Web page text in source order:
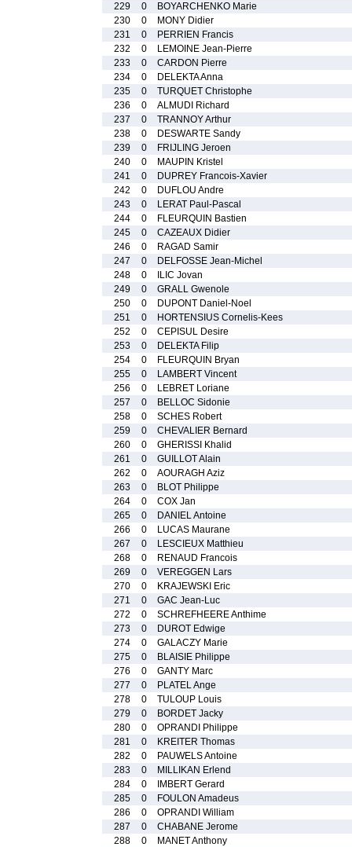
229
0
BOYARCHENKO Marie
230
0
MONY Didier
231
0
PERRIEN Francis
232
0
LEMOINE Jean-Pierre
233
0
CARDON Pierre
234
0
DELEKTA Anna
235
0
TURQUET Christophe
236
0
ALMUDI Richard
237
0
TRANNOY Arthur
238
0
DESWARTE Sandy
239
0
FRIJLING Jeroen
240
0
MAUPIN Kristel
241
0
DUPREY Francois-Xavier
242
0
DUFLOU Andre
243
0
LERAT Paul-Pascal
244
0
FLEURQUIN Bastien
245
0
CAZEAUX Didier
246
0
RAGAD Samir
247
0
DELFOSSE Jean-Michel
248
0
ILIC Jovan
249
0
GRALL Gwenole
250
0
DUPONT Daniel-Noel
251
0
HORTENSIUS Cornelis-Kees
252
0
CEPISUL Desire
253
0
DELEKTA Filip
254
0
FLEURQUIN Bryan
255
0
LAMBERT Vincent
256
0
LEBRET Loriane
257
0
BELLOC Sidonie
258
0
SCHES Robert
259
0
CHEVALIER Bernard
260
0
GHERISSI Khalid
261
0
GUILLOT Alain
262
0
AOURAGH Aziz
263
0
BLOT Philippe
264
0
COX Jan
265
0
DANIEL Antoine
266
0
LUCAS Maurane
267
0
LESCIEUX Matthieu
268
0
RENAUD Francois
269
0
VEREGGEN Lars
270
0
KRAJEWSKI Eric
271
0
GAC Jean-Luc
272
0
SCHREFHEERE Anthime
273
0
DUROT Edwige
274
0
GALACZY Marie
275
0
BLAISIE Philippe
276
0
GANTY Marc
277
0
PLATEL Ange
278
0
TULOUP Louis
279
0
BORDET Jacky
280
0
OPRANDI Philippe
281
0
KREITER Thomas
282
0
PAUWELS Antoine
283
0
MILLIKAN Erlend
284
0
IMBERT Gerard
285
0
FOULON Amadeus
286
0
OPRANDI William
287
0
CHABANE Jerome
288
0
MANET Anthony